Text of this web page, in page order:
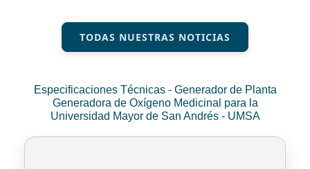
TODAS NUESTRAS NOTICIAS
Especificaciones Técnicas - Generador de Planta
Generadora de Oxígeno Medicinal para la
Universidad Mayor de San Andrés - UMSA